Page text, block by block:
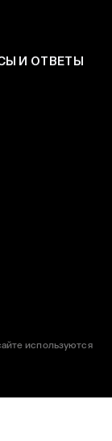
И ОТВЕТЫ
используются